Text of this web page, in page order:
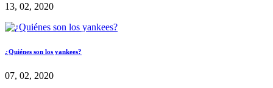
13, 02, 2020
¿Quiénes son los yankees?
07, 02, 2020